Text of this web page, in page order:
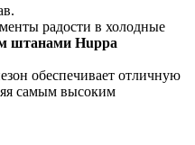
радости в холодные
штанами Huppa
обеспечивает отличную
самым высоким